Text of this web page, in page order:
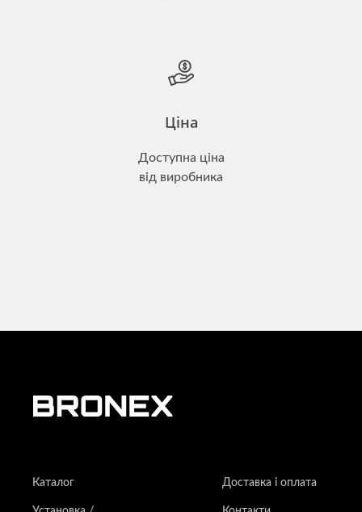
Ціна
Доступна ціна
від виробника
Каталог Доставка і оплата